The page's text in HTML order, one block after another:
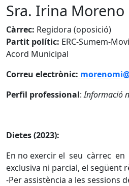
Sra. Irina
Càrrec: Regidora (oposició)
Partit polític: ERC-Sumem-
Acord Municipal
Correu electrònic:
Perfil professional:Informació
Dietes (2023):
En no exercir el seu càrrec
exclusiva ni parcial, el següent
-Per assistència a les sessions